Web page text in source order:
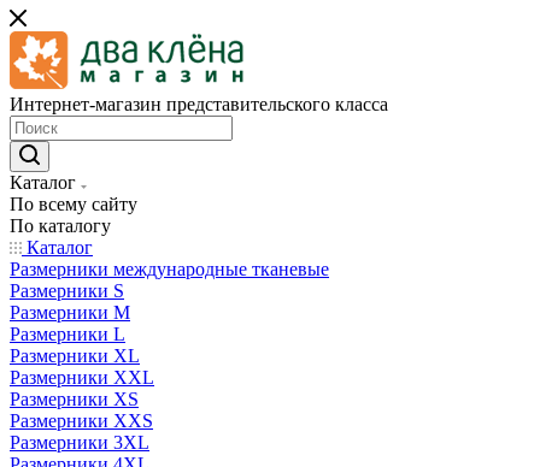
Интернет-магазин представительского класса
Каталог
По всему сайту
По каталогу
Каталог
Размерники международные тканевые
Размерники S
Размерники M
Размерники L
Размерники XL
Размерники XXL
Размерники XS
Размерники XXS
Размерники 3XL